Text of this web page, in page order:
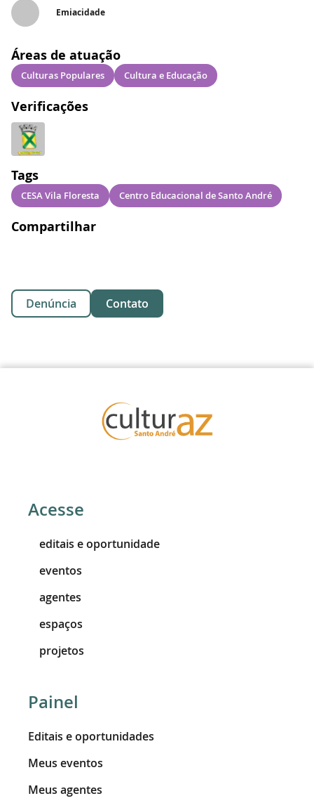
Emiacidade
Áreas de atuação
Culturas Populares Cultura e Educação
Verificações
Tags
CESA Vila Floresta Centro Educacional de Santo André
Compartilhar
Denúncia Contato
Acesse
editais e oportunidade
eventos
agentes
espaços
projetos
Painel
Editais e oportunidades
Meus eventos
Meus agentes